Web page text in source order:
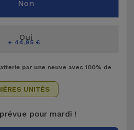
Non
Oui
+ 44,95 €
par une neuve avec 100% de
UNITÉS
pour mardi !